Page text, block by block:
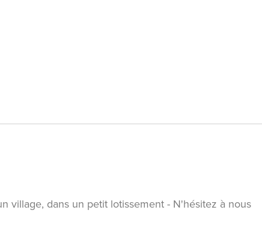
village, dans un petit lotissement - N'hésitez à nous